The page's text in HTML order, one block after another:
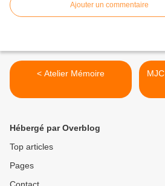
Ajouter un commentaire
< Atelier Mémoire
MJC ✨ Il reste des places à
Hébergé par Overblog
Top articles
Pages